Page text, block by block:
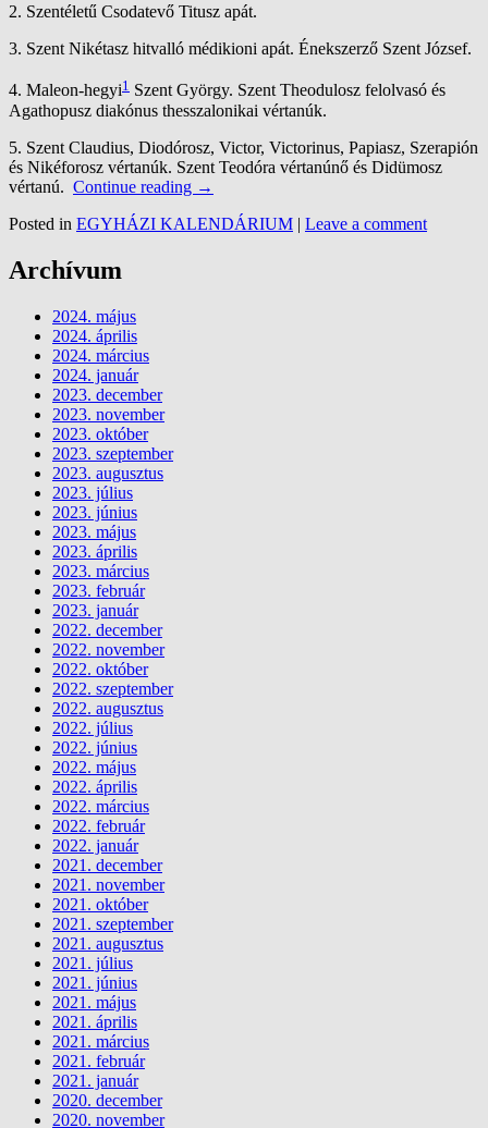
2. Szentéletű Csodatevő Titusz apát.
3. Szent Nikétasz hitvalló médikioni apát. Énekszerző Szent József.
4. Maleon-hegyi1 Szent György. Szent Theodulosz felolvasó és
Agathopusz diakónus thesszalonikai vértanúk.
5. Szent Claudius, Diodórosz, Victor, Victorinus, Papiasz, Szerapión
és Nikéforosz vértanúk. Szent Teodóra vértanúnő és Didümosz
vértanú. Continue reading →
Posted in EGYHÁZI KALENDÁRIUM | Leave a comment
Archívum
2024. május
2024. április
2024. március
2024. január
2023. december
2023. november
2023. október
2023. szeptember
2023. augusztus
2023. július
2023. június
2023. május
2023. április
2023. március
2023. február
2023. január
2022. december
2022. november
2022. október
2022. szeptember
2022. augusztus
2022. július
2022. június
2022. május
2022. április
2022. március
2022. február
2022. január
2021. december
2021. november
2021. október
2021. szeptember
2021. augusztus
2021. július
2021. június
2021. május
2021. április
2021. március
2021. február
2021. január
2020. december
2020. november